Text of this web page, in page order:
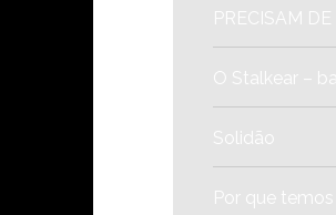
PRECISAM
O Stalkear –
Por que